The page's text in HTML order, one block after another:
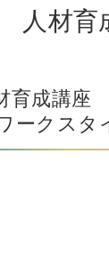
人材育
育成講座
ークスタ